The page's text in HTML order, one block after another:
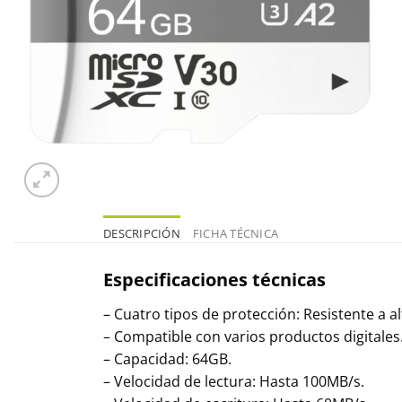
DESCRIPCIÓN FICHA TÉCNICA
Especificaciones técnicas
– Cuatro tipos de protección: Resistente a
– Compatible con varios productos digitales.
– Capacidad: 64GB.
– Velocidad de lectura: Hasta 100MB/s.